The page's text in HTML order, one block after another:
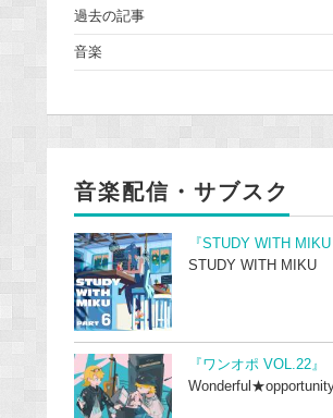
過去の記事
音楽
音楽配信・サブスク
『STUDY WITH MIKU
STUDY WITH MIKU
『ワンオポ VOL.22』